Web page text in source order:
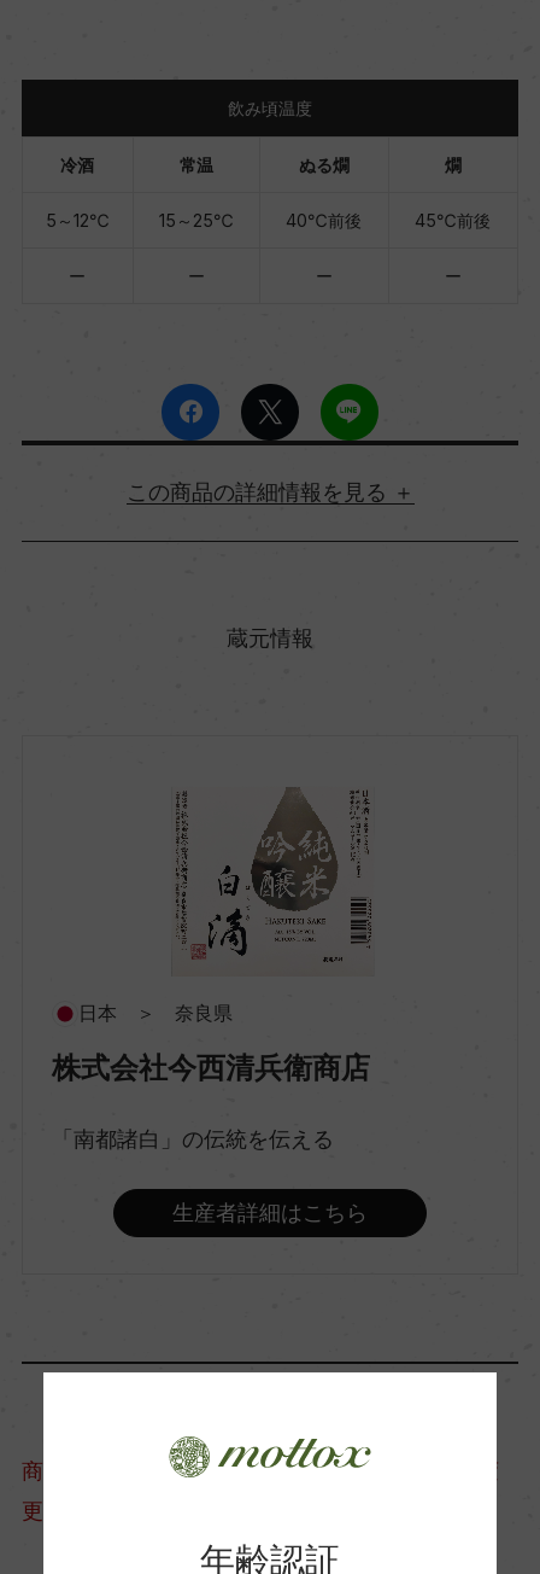
飲み頃温度
冷酒 常温 ぬる燗 燗
5～12℃ 15～25℃ 40℃前後 45℃前後
ー ー ー ー
詳細情報
原料米
17％
-3
蔵元情報
日本 ＞ 奈良県
株式会社今西清兵衛商店
「南都諸白」の伝統を伝える
生産者詳細はこちら
商品情報については、製造年度移行などにより変
更となる場合がございます。
年齢認証